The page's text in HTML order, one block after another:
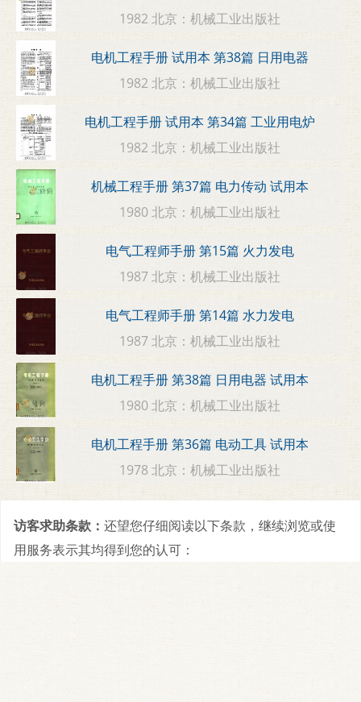
1982 北京：机械工业出版社
电机工程手册 试用本 第38篇 日用电器
1982 北京：机械工业出版社
电机工程手册 试用本 第34篇 工业用电炉
1982 北京：机械工业出版社
机械工程手册 第37篇 电力传动 试用本
1980 北京：机械工业出版社
电气工程师手册 第15篇 火力发电
1987 北京：机械工业出版社
电气工程师手册 第14篇 水力发电
1987 北京：机械工业出版社
电机工程手册 第38篇 日用电器 试用本
1980 北京：机械工业出版社
电机工程手册 第36篇 电动工具 试用本
1978 北京：机械工业出版社
访客求助条款： 还望您仔细阅读以下条款，继续浏览或使
用服务表示其均得到您的认可：